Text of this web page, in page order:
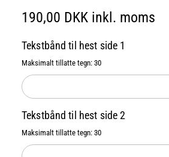
190,00 DKK inkl. moms
Tekstbånd til hest side 1
Maksimalt tillatte tegn: 30
Tekstbånd til hest side 2
Maksimalt tillatte tegn: 30